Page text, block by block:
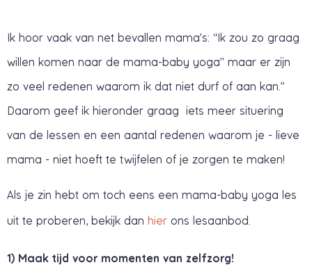
Ik hoor vaak van net bevallen mama’s: “Ik zou zo graag
willen komen naar de mama-baby yoga” maar er zijn
zo veel redenen waarom ik dat niet durf of aan kan.”
Daarom geef ik hieronder graag iets meer situering
van de lessen en een aantal redenen waarom je - lieve
mama - niet hoeft te twijfelen of je zorgen te maken!
Als je zin hebt om toch eens een mama-baby yoga les
uit te proberen, bekijk dan hier ons lesaanbod.
1) Maak tijd voor momenten van zelfzorg!